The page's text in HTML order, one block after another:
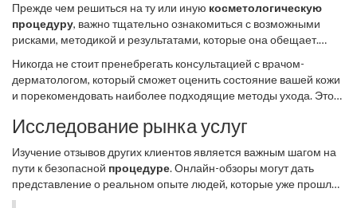
Прежде чем решиться на ту или иную косметологическую
процедуру, важно тщательно ознакомиться с возможными
рисками, методикой и результатами, которые она обещает.
опыт специалиста, к которому вы обращаетесь. Убедитесь, что
он имеет лицензию и необходимые сертификаты для
проведения интересующей вас процедуры.
Никогда не стоит пренебрегать консультацией с врачом-
дерматологом, который сможет оценить состояние вашей кожи
и порекомендовать наиболее подходящие методы ухода. Это
реакциям или имеющих хронические заболевания. Такие
подобрать уход. Например, некоторые процедуры, такие как
химический пилинг, могут вызвать раздражение и осложнения
если не учесть индивидуальные особенности кожи.
Исследование рынка услуг
Изучение отзывов других клиентов является важным шагом на
пути к безопасной процедуре. Онлайн-обзоры могут дать
представление о реальном опыте людей, которые уже прошли
тот или иной процесс. Они могут раскрыть неожиданные